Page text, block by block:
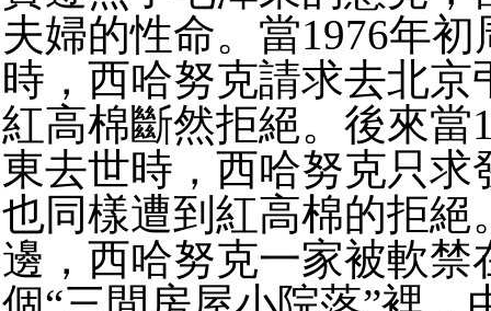
夫婦的性命。當1976年
時，西哈努克請求去北京
紅高棉斷然拒絕。後來當
東去世時，西哈努克只求
也同樣遭到紅高棉的拒絕
邊，西哈努克一家被軟禁